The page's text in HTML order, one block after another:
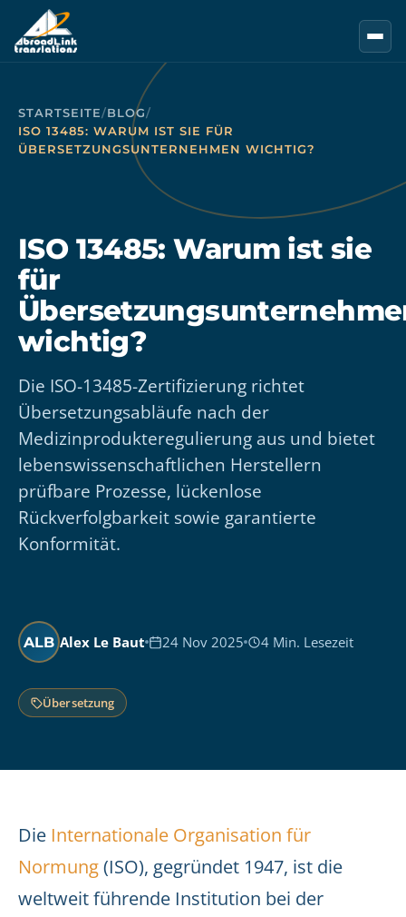
Zum Hauptinhalt springen
STARTSEITE/BLOG/
ISO 13485: WARUM IST SIE FÜR
ÜBERSETZUNGSUNTERNEHMEN WICHTIG?
ISO 13485: Warum ist sie
für
wichtig?
Die ISO-13485-Zertifizierung richtet
Übersetzungsabläufe nach der
Medizinprodukteregulierung aus und bietet
lebenswissenschaftlichen Herstellern
prüfbare Prozesse, lückenlose
Rückverfolgbarkeit sowie garantierte
Konformität.
ALB Alex Le Baut 24 Nov 2025 4 Min. Lesezeit
Übersetzung
Die Internationale Organisation für
Normung(ISO), gegründet 1947, ist die
weltweit führende Institution bei der